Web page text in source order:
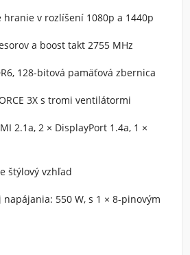
hranie v rozlíšení 1080p a 1440p
a boost takt 2755 MHz
128-bitová pamäťová zbernica
3X s tromi ventilátormi
2.1a, 2 × DisplayPort 1.4a, 1 ×
štýlový vzhľad
550 W, s 1 × 8-pinovým